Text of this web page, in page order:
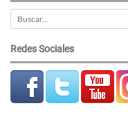
Redes Sociales